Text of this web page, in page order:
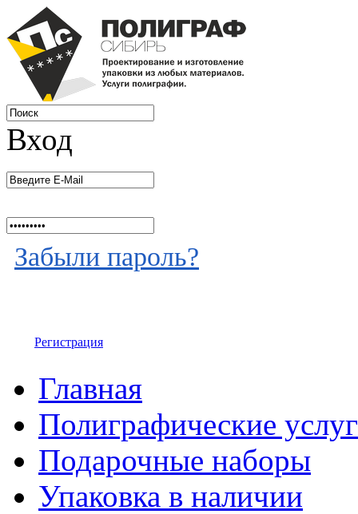
Вход
Забыли пароль?
Регистрация
Главная
Полиграфические
Подарочные наборы
Упаковка в наличии